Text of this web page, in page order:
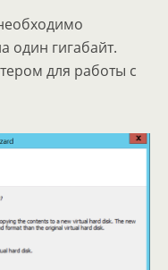
один гигабайт.
для работы с